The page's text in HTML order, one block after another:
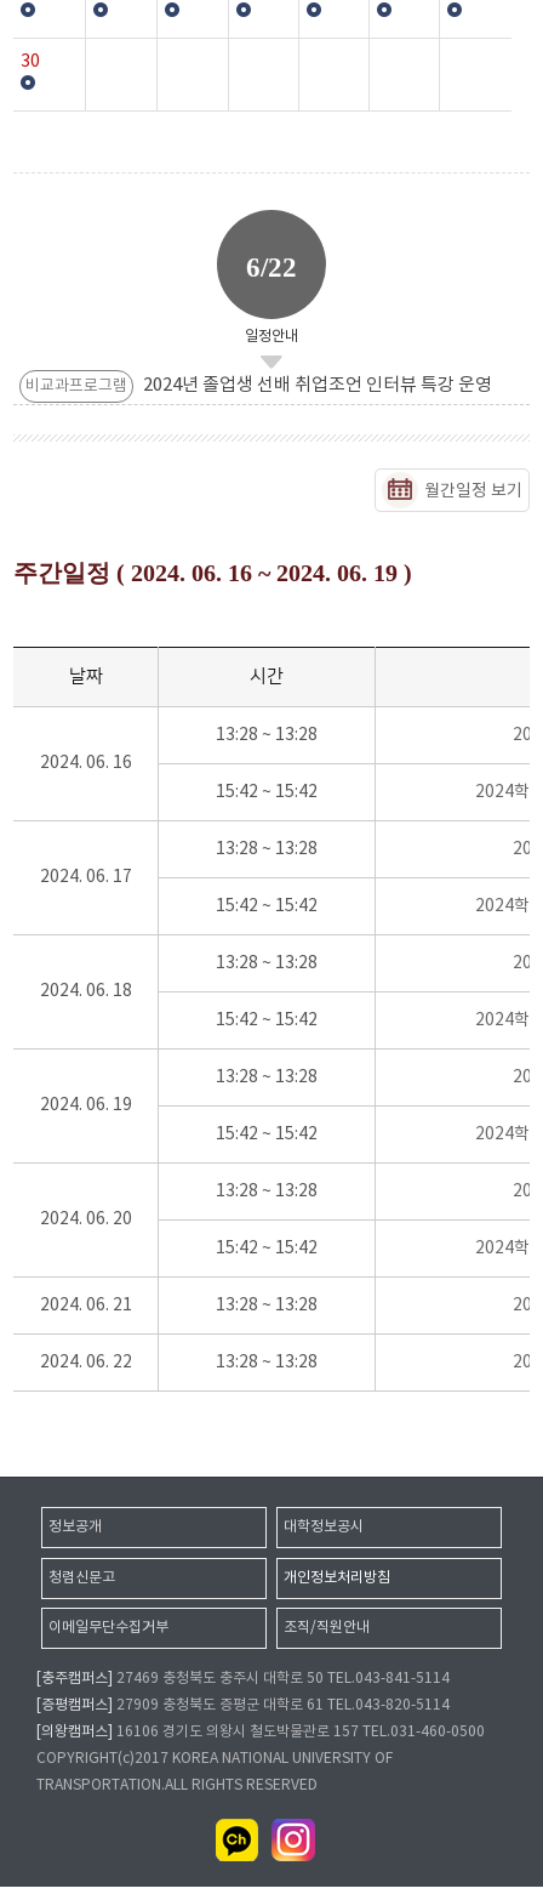
30
6/22
일정안내
비교과프로그램 2024년 졸업생 선배 취업조언 인터뷰 특강 운영
월간일정 보기
주간일정 ( 2024. 06. 16 ~ 2024. 06. 19 )
날짜 시간
2024. 06. 16
13:28 ~ 13:28
15:42 ~ 15:42 2024학
2024. 06. 17
13:28 ~ 13:28
15:42 ~ 15:42 2024학
2024. 06. 18
13:28 ~ 13:28
15:42 ~ 15:42 2024학
2024. 06. 19
13:28 ~ 13:28
15:42 ~ 15:42 2024학
2024. 06. 20
13:28 ~ 13:28
15:42 ~ 15:42 2024학
2024. 06. 21 13:28 ~ 13:28
2024. 06. 22 13:28 ~ 13:28
정보공개 대학정보공시
청렴신문고 개인정보처리방침
이메일무단수집거부 조직/직원안내
[충주캠퍼스]
27469 충청북도 충주시 대학로 50 TEL.043-841-5114
[증평캠퍼스]
27909 충청북도 증평군 대학로 61 TEL.043-820-5114
[의왕캠퍼스]
16106 경기도 의왕시 철도박물관로 157 TEL.031-460-0500
COPYRIGHT(c)2017 KOREA NATIONAL UNIVERSITY OF
TRANSPORTATION.ALL RIGHTS RESERVED